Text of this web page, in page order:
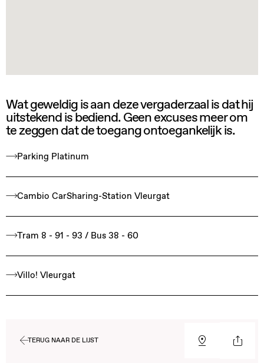
Wat geweldig is aan deze vergaderzaal is dat hij
uitstekend is bediend. Geen excuses meer om
te zeggen dat de toegang ontoegankelijk is.
Parking Platinum
Cambio CarSharing-Station Vleurgat
Tram 8 - 91 - 93 / Bus 38 - 60
Villo! Vleurgat
TERUG NAAR DE LIJST